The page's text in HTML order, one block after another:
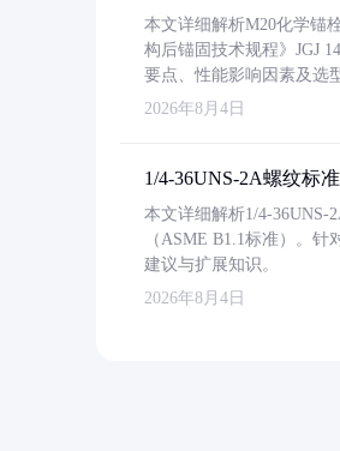
本文详细解析M20化学锚
构后锚固技术规程》JGJ
要点、性能影响因素及选
2026年8月4日
1/4-36UNS-2A螺纹标
本文详细解析1/4-36UNS-
（ASME B1.1标准）。
建议与扩展知识。
2026年8月4日